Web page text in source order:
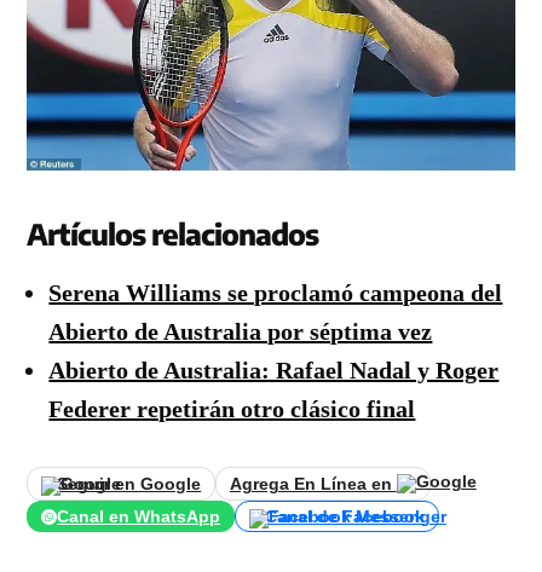
Artículos relacionados
Serena Williams se proclamó campeona del
Abierto de Australia por séptima vez
Abierto de Australia: Rafael Nadal y Roger
Federer repetirán otro clásico final
Seguir en Google
Agrega En Línea en
Canal en WhatsApp
Canal de Facebook